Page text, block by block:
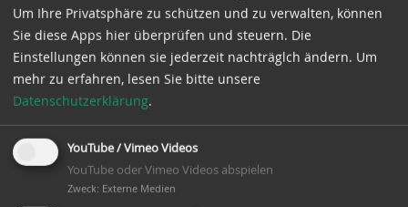
wenn die Mindestabnahmemenge für den
vertraglich gekauften Strom erreicht war, lief die
Mühle über den Herforder.
Nach dem Tode von Georg Kreuzkamp im Jahre 1959
Betrieb ging jedoch mehr und mehr über von einem
Mühlenbetrieb zu einem reinen Landhandel. Im Jahre
1970 wurde die Mühle endgültig stillgelegt.
Um Ihre Privatsphäre zu schützen und zu verwalten, können
Sie diese Apps hier überprüfen und steuern. Die
Einstellungen können sie jederzeit nachträglch ändern. Um
mehr zu erfahren, lesen Sie bitte unsere
Datenschutzerklärung.
YouTube / Vimeo Videos
YouTube oder Vimeo Videos abspielen
Zweck: Externe Medien